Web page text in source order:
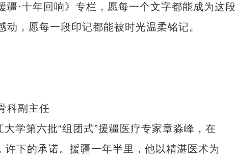
·十年回响》专栏，愿每一个文字都能成为这段
，愿每一段印记都能被时光温柔铭记。
科副主任
学第六批“组团式”援疆医疗专家章淼峰，在
下的承诺。援疆一年半里，他以精湛医术为